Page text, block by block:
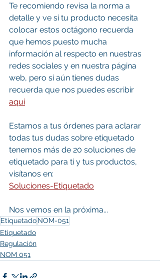
Te recomiendo revisa la norma a
detalle y ve si tu producto necesita
colocar estos octágono recuerda
que hemos puesto mucha
información al respecto en nuestras
redes sociales y en nuestra página
web, pero si aún tienes dudas
recuerda que nos puedes escribir
aqui
Estamos a tus órdenes para aclarar
todas tus dudas sobre etiquetado
tenemos más de 20 soluciones de
etiquetado para ti y tus productos,
visítanos en:
Soluciones-Etiquetado
Nos vemos en la próxima...
EtiquetadoNOM-051
Etiquetado
Regulación
NOM 051